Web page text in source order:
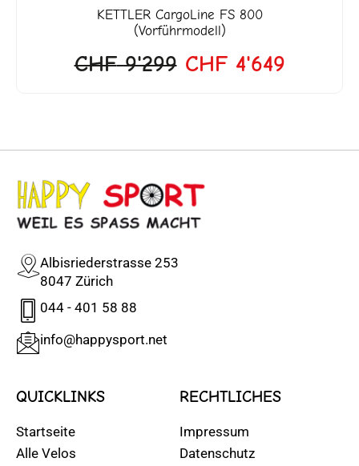
KETTLERCargoLine FS 800
(Vorführmodell)
CHF9'299 CHF4'649
Albisriederstrasse 253
8047 Zürich
044 - 401 58 88
info@happysport.net
QUICKLINKS
Startseite
Alle Velos
RECHTLICHES
Impressum
Datenschutz